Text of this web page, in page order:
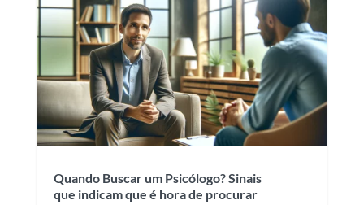
Quando Buscar um Psicólogo? Sinais
que indicam que é hora de procurar